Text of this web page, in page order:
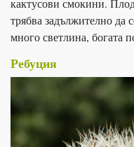
кактусови смокини.
трябва задължително да
много светлина, богата
Ребуция